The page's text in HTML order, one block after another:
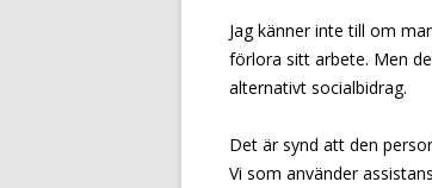
Jag känner inte till om
förlora sitt arbete. Men
alternativt socialbidrag.
Det är synd att den
Vi som använder